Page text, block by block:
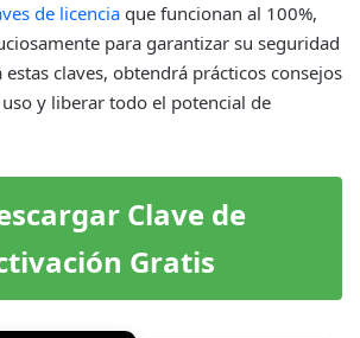
de licencia que funcionan al 100%,
para garantizar su seguridad
claves, obtendrá prácticos consejos
y liberar todo el potencial de
Clave de
Gratis